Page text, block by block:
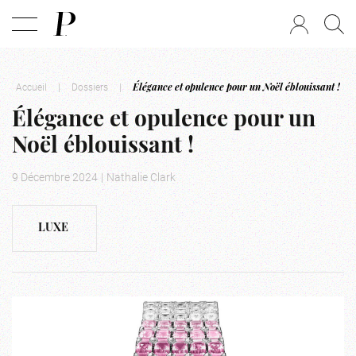
Accueil | Dossiers | Élégance et opulence pour un Noël éblouissant !
Élégance et opulence pour un
Noël éblouissant !
9 Décembre 2024 | Nathalie Clark
LUXE